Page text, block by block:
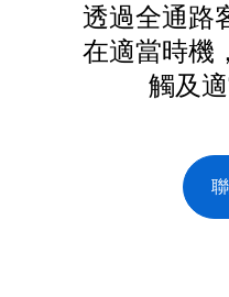
透過全通路
在適當時機
觸及